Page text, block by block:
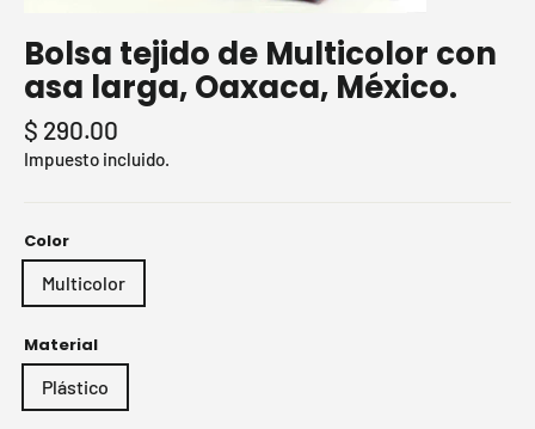
Bolsa tejido de Multicolor con
asa larga, Oaxaca, México.
Precio
habitual
$ 290.00
Impuesto incluido.
Color
Multicolor
Material
Plástico